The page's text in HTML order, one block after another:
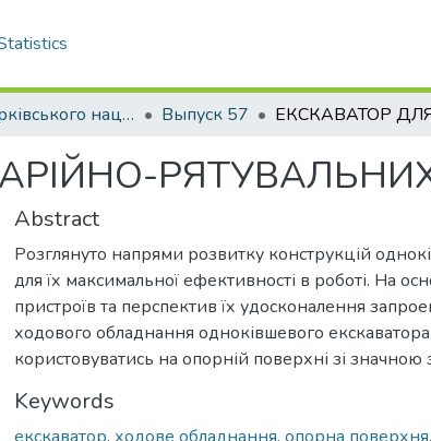
Вісник Харківського національного автомобільно-дорожнього університету / Вестник Харьковского национального автомобильно-дорожного университета Выпуск 57
Abstract
Розглянуто напрями розвитку конструкцій
для їх максимальної ефективності в роботі. На
пристроїв та перспектив їх удосконалення
ходового обладнання одноківшевого
користовуватись на опорній поверхні зі значною
Keywords